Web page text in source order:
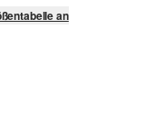
an